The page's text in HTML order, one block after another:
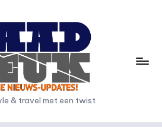
& travel met een twist